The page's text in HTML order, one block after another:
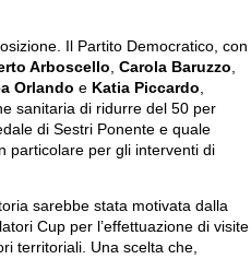
Il Partito Democratico, con
Arboscello Carola Baruzzo
Orlando e Katia Piccardo
sanitaria di ridurre del 50 per
di Sestri Ponente e quale
particolare per gli interventi di
sarebbe stata motivata dalla
Cup per l’effettuazione di visite
territoriali. Una scelta che,